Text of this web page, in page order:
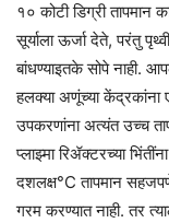
१० कोटी डिग्री तापमान
सूर्याला ऊर्जा देते, परंतु
बांधण्याइतके सोपे नाही.
हलक्या अणूंच्या केंद्रकांना
उपकरणांना अत्यंत उच्च
प्लाझ्मा रिॲक्टरच्या
दशलक्ष°C तापमान
गरम करण्यात नाही. तर